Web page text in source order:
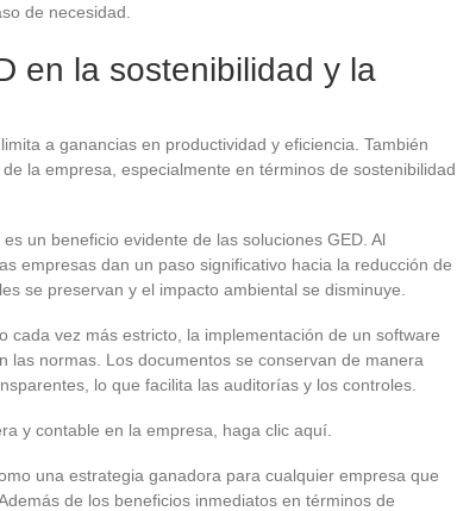
de necesidad.
en la sostenibilidad y la
a ganancias en productividad y eficiencia. También
la empresa, especialmente en términos de sostenibilidad
un beneficio evidente de las soluciones GED. Al
empresas dan un paso significativo hacia la reducción de
se preservan y el impacto ambiental se disminuye.
cada vez más estricto, la implementación de un software
las normas. Los documentos se conservan de manera
lo que facilita las auditorías y los controles.
y contable en la empresa, haga clic aquí.
una estrategia ganadora para cualquier empresa que
de los beneficios inmediatos en términos de